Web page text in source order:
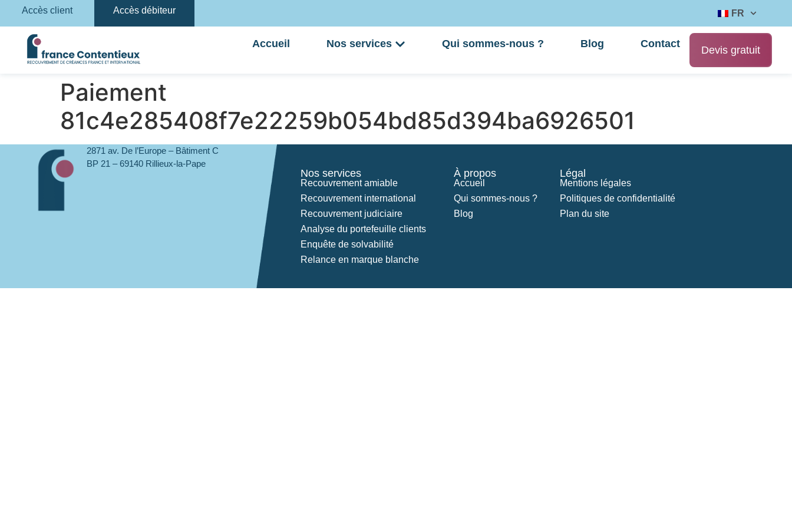
Accès client Accès débiteur FR
Accueil Nos services Qui sommes-nous ? Blog Contact
Devis gratuit
Paiement
81c4e285408f7e22259b054bd85d394ba6926501
2871 av. De l’Europe – Bâtiment C
BP 21 – 69140 Rillieux-la-Pape
Nos services
Recouvrement amiable
Recouvrement international
Recouvrement judiciaire
Analyse du portefeuille clients
Enquête de solvabilité
Relance en marque blanche
À propos
Accueil
Qui sommes-nous ?
Blog
Légal
Mentions légales
Politiques de confidentialité
Plan du site